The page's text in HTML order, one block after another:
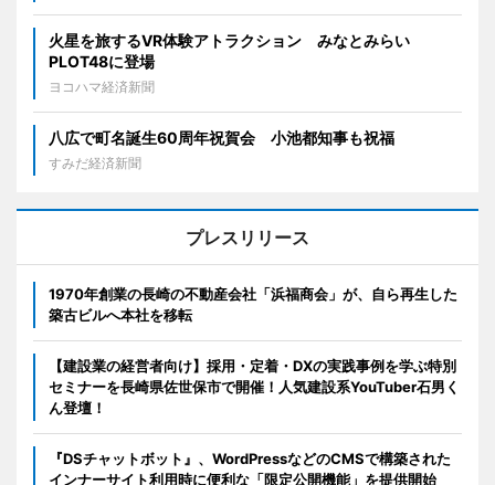
火星を旅するVR体験アトラクション みなとみらい
PLOT48に登場
ヨコハマ経済新聞
八広で町名誕生60周年祝賀会 小池都知事も祝福
すみだ経済新聞
プレスリリース
1970年創業の長崎の不動産会社「浜福商会」が、自ら再生した
築古ビルへ本社を移転
【建設業の経営者向け】採用・定着・DXの実践事例を学ぶ特別
セミナーを長崎県佐世保市で開催！人気建設系YouTuber石男く
ん登壇！
『DSチャットボット』、WordPressなどのCMSで構築された
インナーサイト利用時に便利な「限定公開機能」を提供開始